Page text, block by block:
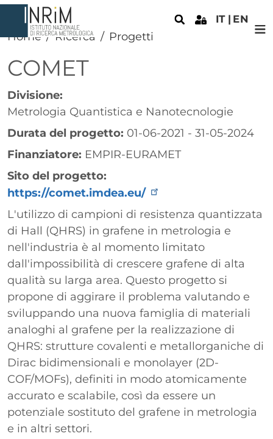
Salta al contenuto principale
IT EN
Home Ricerca Progetti
COMET
Divisione:
Metrologia Quantistica e Nanotecnologie
Durata del progetto: 01-06-2021 - 31-05-2024
Finanziatore: EMPIR-EURAMET
Sito del progetto:
https://comet.imdea.eu/
Paragrafo
L'utilizzo di campioni di resistenza quantizzata
di Hall (QHRS) in grafene in metrologia e
nell'industria è al momento limitato
dall'impossibilità di crescere grafene di alta
qualità su larga area. Questo progetto si
propone di aggirare il problema valutando e
sviluppando una nuova famiglia di materiali
analoghi al grafene per la realizzazione di
QHRS: strutture covalenti e metallorganiche di
Dirac bidimensionali e monolayer (2D-
COF/MOFs), definiti in modo atomicamente
accurato e scalabile, così da essere un
potenziale sostituto del grafene in metrologia
e in altri settori.